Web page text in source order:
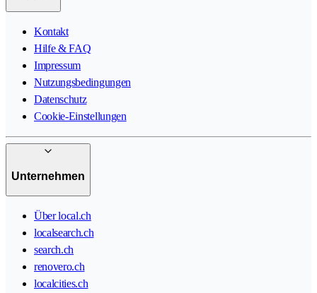
Kontakt
Hilfe & FAQ
Impressum
Nutzungsbedingungen
Datenschutz
Cookie-Einstellungen
Unternehmen
Über local.ch
localsearch.ch
search.ch
renovero.ch
localcities.ch